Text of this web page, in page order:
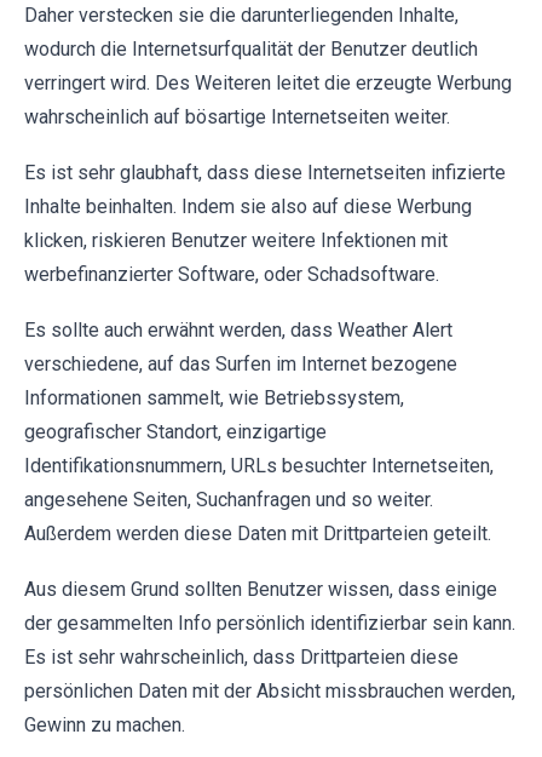
Daher verstecken sie die darunterliegenden Inhalte,
wodurch die Internetsurfqualität der Benutzer deutlich
verringert wird. Des Weiteren leitet die erzeugte Werbung
wahrscheinlich auf bösartige Internetseiten weiter.
Es ist sehr glaubhaft, dass diese Internetseiten infizierte
Inhalte beinhalten. Indem sie also auf diese Werbung
klicken, riskieren Benutzer weitere Infektionen mit
werbefinanzierter Software, oder Schadsoftware.
Es sollte auch erwähnt werden, dass Weather Alert
verschiedene, auf das Surfen im Internet bezogene
Informationen sammelt, wie Betriebssystem,
geografischer Standort, einzigartige
Identifikationsnummern, URLs besuchter Internetseiten,
angesehene Seiten, Suchanfragen und so weiter.
Außerdem werden diese Daten mit Drittparteien geteilt.
Aus diesem Grund sollten Benutzer wissen, dass einige
der gesammelten Info persönlich identifizierbar sein kann.
Es ist sehr wahrscheinlich, dass Drittparteien diese
persönlichen Daten mit der Absicht missbrauchen werden,
Gewinn zu machen.